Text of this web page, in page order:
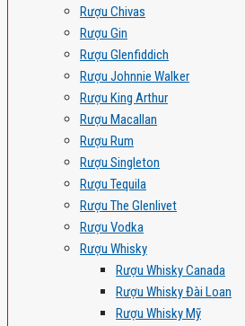
Rượu Chivas
Rượu Gin
Rượu Glenfiddich
Rượu Johnnie Walker
Rượu King Arthur
Rượu Macallan
Rượu Rum
Rượu Singleton
Rượu Tequila
Rượu The Glenlivet
Rượu Vodka
Rượu Whisky
Rượu Whisky Canada
Rượu Whisky Đài Loan
Rượu Whisky Mỹ